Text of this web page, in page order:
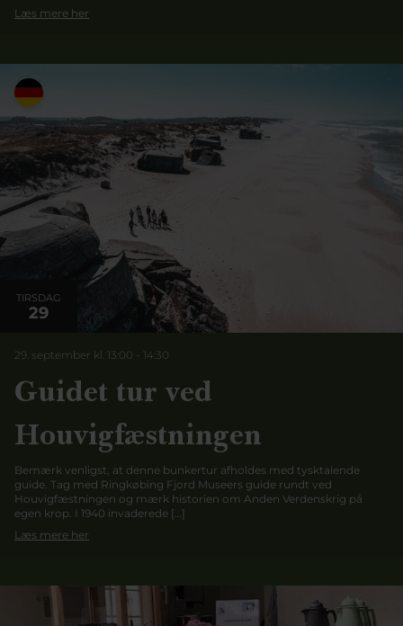
Læs mere her
TIRSDAG
29
29. september kl. 13:00 - 14:30
Guidet tur ved
Houvigfæstningen
Bemærk venligst, at denne bunkertur afholdes med tysktalende
guide. Tag med Ringkøbing Fjord Museers guide rundt ved
Houvigfæstningen og mærk historien om Anden Verdenskrig på
egen krop. I 1940 invaderede […]
Læs mere her